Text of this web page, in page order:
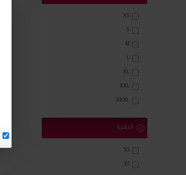
XS
S
M
L
XL
XXL
XXXL
النمرة
30
32